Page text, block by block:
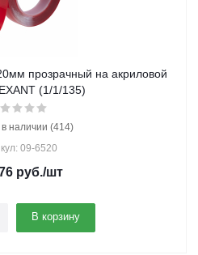
прозрачный на акриловой
(1/1/135)
в наличии (414)
09-6520
руб./шт
В корзину